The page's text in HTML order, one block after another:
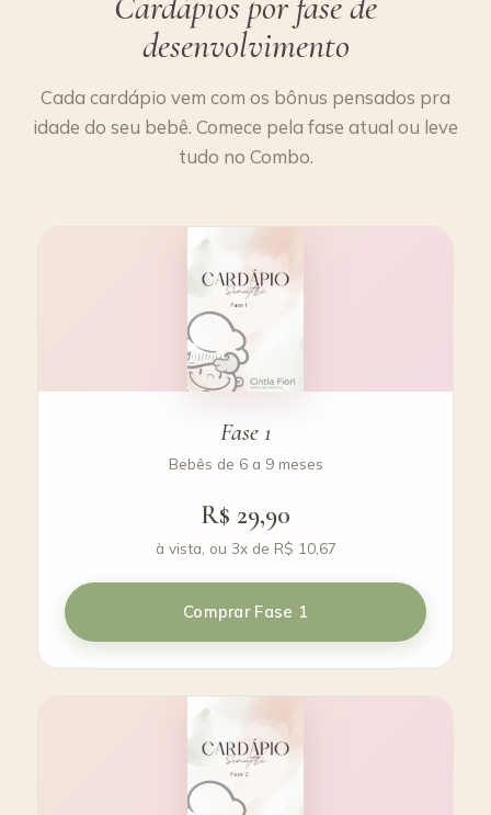
desenvolvimento
Cada cardápio vem com os bônus pensados pra
idade do seu bebê. Comece pela fase atual ou leve
tudo no Combo.
Fase 1
Bebês de 6 a 9 meses
R$ 29,90
à vista, ou 3x de R$ 10,67
Comprar Fase 1